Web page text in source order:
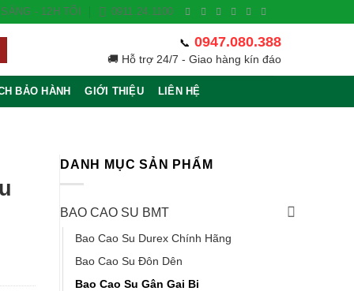
- 12H TỐI 0911.24.1100
📞 0947.080.388
🚚 Hỗ trợ 24/7 - Giao hàng kín đáo
BẢO HÀNH GIỚI THIỆU LIÊN HỆ
DANH MỤC SẢN PHẨM
BAO CAO SU BMT
Bao Cao Su Durex Chính Hãng
Bao Cao Su Đôn Dên
Bao Cao Su Gân Gai Bi